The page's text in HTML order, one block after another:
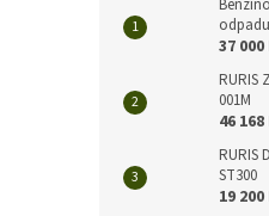
37
RURIS
001M
46
RURIS
ST300
19